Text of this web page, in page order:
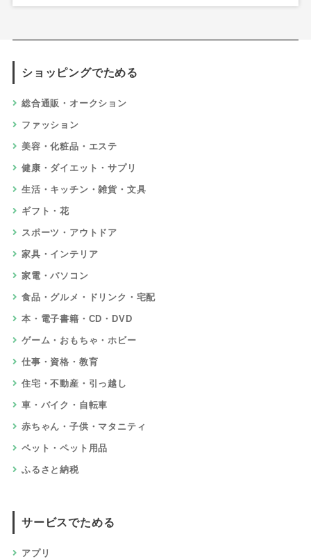
ショッピングでためる
総合通販・オークション
ファッション
美容・化粧品・エステ
健康・ダイエット・サプリ
生活・キッチン・雑貨・文具
ギフト・花
スポーツ・アウトドア
家具・インテリア
家電・パソコン
食品・グルメ・ドリンク・宅配
本・電子書籍・CD・DVD
ゲーム・おもちゃ・ホビー
仕事・資格・教育
住宅・不動産・引っ越し
車・バイク・自転車
赤ちゃん・子供・マタニティ
ペット・ペット用品
ふるさと納税
サービスでためる
アプリ